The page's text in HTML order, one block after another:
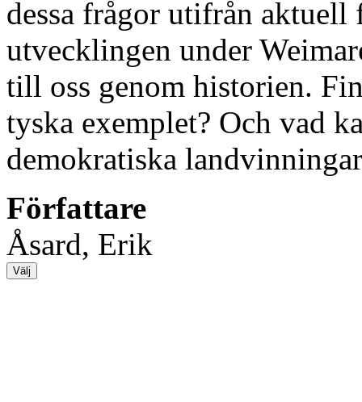
dessa frågor utifrån
utvecklingen under
till oss genom historien.
tyska exemplet? Och vad
demokratiska
Författare
Åsard, Erik
Välj